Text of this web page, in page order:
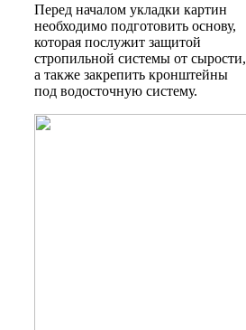
Перед началом укладки картин
необходимо подготовить основу,
которая послужит защитой
стропильной системы от сырости,
а также закрепить кронштейны
под водосточную систему.